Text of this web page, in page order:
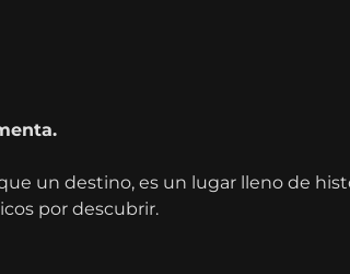
un destino, es un lugar lleno de
por descubrir.